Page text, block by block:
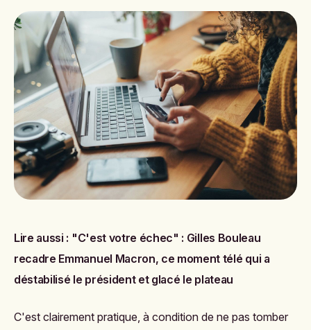
Lire aussi : "C'est votre échec" : Gilles Bouleau
recadre Emmanuel Macron, ce moment télé qui a
déstabilisé le président et glacé le plateau
C'est clairement pratique, à condition de ne pas tomber